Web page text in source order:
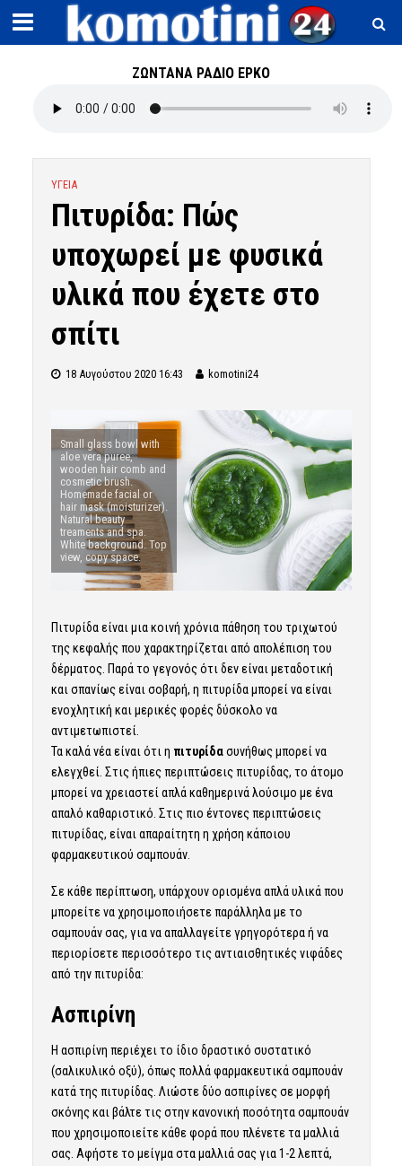
ΖΩΝΤΑΝΑ ΡΑΔΙΟ ΕΡΚΟ
ΥΓΕΙΑ
Πιτυρίδα: Πώς
υποχωρεί με φυσικά
υλικά που έχετε στο
σπίτι
18 Αυγούστου 2020 16:43 komotini24
Small glass bowl with
aloe vera puree,
wooden hair comb and
cosmetic brush.
Homemade facial or
hair mask (moisturizer).
Natural beauty
treaments and spa.
White background. Top
view, copy space.
Πιτυρίδα είναι μια κοινή χρόνια πάθηση του τριχωτού
της κεφαλής που χαρακτηρίζεται από απολέπιση του
δέρματος. Παρά το γεγονός ότι δεν είναι μεταδοτική
και σπανίως είναι σοβαρή, η πιτυρίδα μπορεί να είναι
ενοχλητική και μερικές φορές δύσκολο να
αντιμετωπιστεί.
Τα καλά νέα είναι ότι η πιτυρίδασυνήθως μπορεί να
ελεγχθεί. Στις ήπιες περιπτώσεις πιτυρίδας, το άτομο
μπορεί να χρειαστεί απλά καθημερινά λούσιμο με ένα
απαλό καθαριστικό. Στις πιο έντονες περιπτώσεις
πιτυρίδας, είναι απαραίτητη η χρήση κάποιου
φαρμακευτικού σαμπουάν.
Σε κάθε περίπτωση, υπάρχουν ορισμένα απλά υλικά που
μπορείτε να χρησιμοποιήσετε παράλληλα με το
σαμπουάν σας, για να απαλλαγείτε γρηγορότερα ή να
περιορίσετε περισσότερο τις αντιαισθητικές νιφάδες
από την πιτυρίδα:
Ασπιρίνη
Η ασπιρίνη περιέχει το ίδιο δραστικό συστατικό
(σαλικυλικό οξύ), όπως πολλά φαρμακευτικά σαμπουάν
κατά της πιτυρίδας. Λιώστε δύο ασπιρίνες σε μορφή
σκόνης και βάλτε τις στην κανονική ποσότητα σαμπουάν
που χρησιμοποιείτε κάθε φορά που πλένετε τα μαλλιά
σας. Αφήστε το μείγμα στα μαλλιά σας για 1-2 λεπτά,